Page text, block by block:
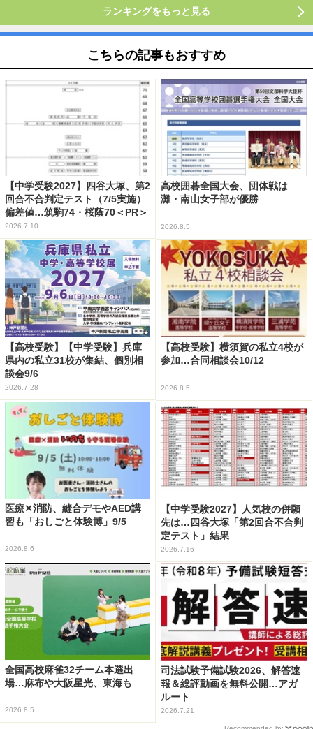
ランキングをもっと見る
こちらの記事もおすすめ
【中学受験2027】四谷大塚、第2
回合不合判定テスト（7/5実施）
偏差値…筑駒74・桜蔭70＜PR＞
2026.7.10
高校囲碁全国大会、団体戦は
灘・南山女子部が優勝
2026.8.5
【高校受験】【中学受験】兵庫
県内の私立31校が集結、個別相
談会9/6
2026.7.28
【高校受験】横須賀の私立4校が
参加…合同相談会10/12
2026.8.5
医療✕消防、縫合デモやAED講
習も「おしごと体験博」9/5
2026.8.6
【中学受験2027】人気校の併願
先は…四谷大塚「第2回合不合判
定テスト」結果
2026.7.16
全国高校麻雀32チーム本選出
場…麻布や大阪星光、東海も
2026.8.5
司法試験予備試験2026、解答速
報＆総評動画を無料公開…アガ
ルート
2026.7.21